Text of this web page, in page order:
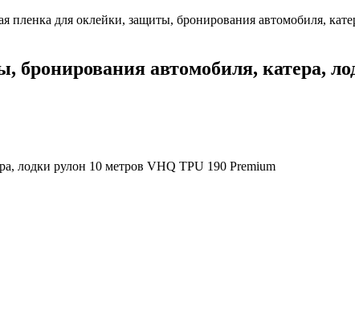
пленка для оклейки, защиты, бронирования автомобиля,
автомобиля, катера,